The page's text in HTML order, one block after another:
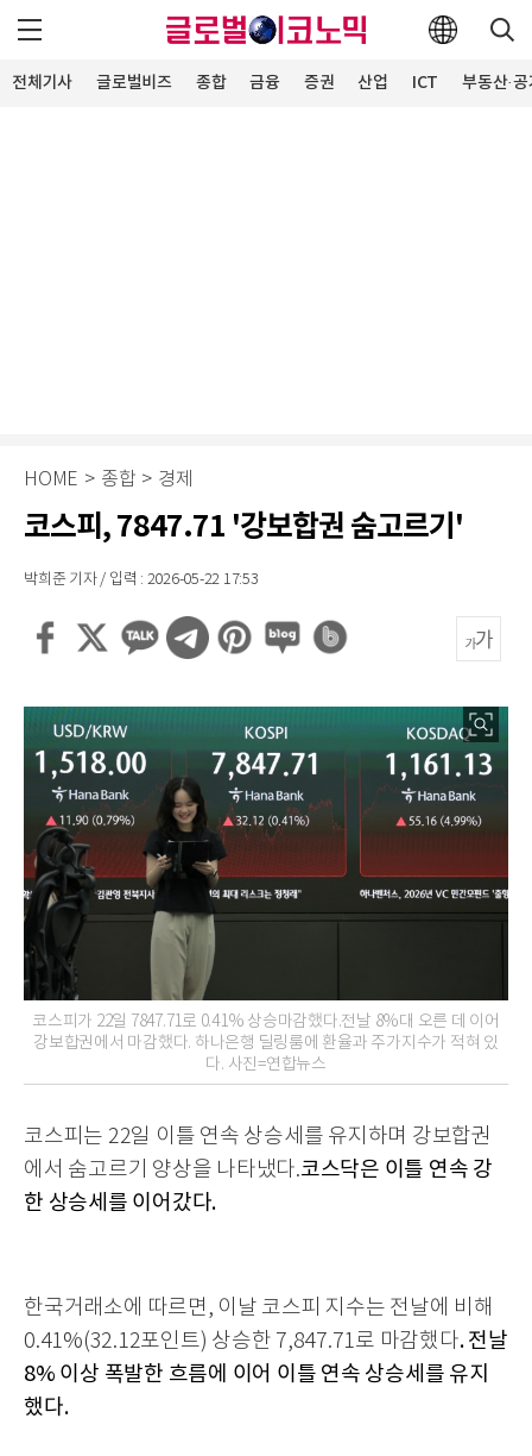
전체기사 글로벌비즈 종합 금융 증권 산업 ICT 부동산·
HOME > 종합 > 경제
코스피, 7847.71 '강보합권 숨고르기'
박희준 기자 / 입력 : 2026-05-22 17:53
코스피가 22일 7847.71로 0.41% 상승마감했다.전날 8%대 오른 데 이어
강보합권에서 마감했다. 하나은행 딜링룸에 환율과 주가지수가 적혀 있
다. 사진=연합뉴스
코스피는 22일 이틀 연속 상승세를 유지하며 강보합권
에서 숨고르기 양상을 나타냈다.코스닥은 이틀 연속 강
한 상승세를 이어갔다.
한국거래소에 따르면, 이날 코스피 지수는 전날에 비해
0.41%(32.12포인트) 상승한 7,847.71로 마감했다. 전날
8% 이상 폭발한 흐름에 이어 이틀 연속 상승세를 유지
했다.